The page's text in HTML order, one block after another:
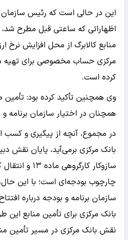
این در حالی است که رئیس سازمان
اظهاراتی که ساعتی قبل مطرح شد،
منابع کالابرگ از محل افزایش نرخ
مرکزی حساب مخصوصی برای تهیه
کرده است.
وی همچنین تأکید کرده بود: تأمین
همچنان در اختیار سازمان برنامه و
در مجموع، آنچه از پیگیری و کسب
بانک مرکزی برمی‌آید، پایان نقش
سازوکار
چارچوب بودجه‌ای است؛ با این
سازمان برنامه و بودجه درباره
بانک مرکزی برای تأمین منابع این
نقش بانک مرکزی در مسیر تأمین